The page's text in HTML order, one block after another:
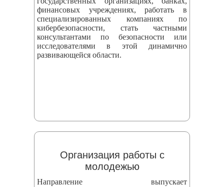
финансовых учреждениях, работать в
специализированных компаниях по
кибербезопасности, стать частными
консультантами по безопасности или
исследователями в этой динамично
развивающейся области.
Организация работы с
молодежью
Направление выпускает